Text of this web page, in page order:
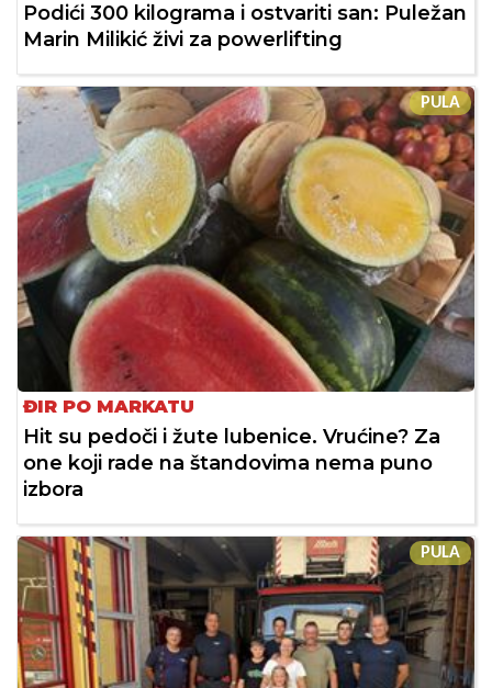
Podići 300 kilograma i ostvariti san: Puležan
Marin Milikić živi za powerlifting
PULA
ĐIR PO MARKATU
Hit su pedoči i žute lubenice. Vrućine? Za
one koji rade na štandovima nema puno
izbora
PULA